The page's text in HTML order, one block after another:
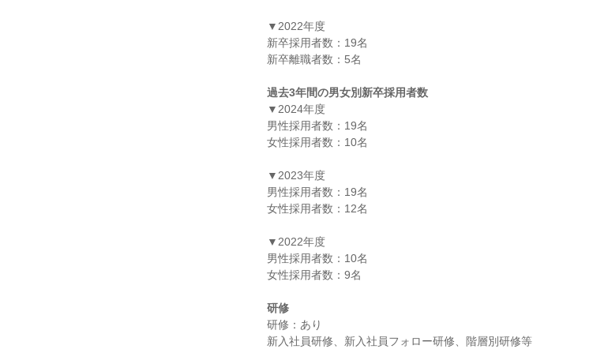
▼2022年度
新卒採用者数：19名
新卒離職者数：5名
過去3年間の男女別新卒採用者数
▼2024年度
男性採用者数：19名
女性採用者数：10名
▼2023年度
男性採用者数：19名
女性採用者数：12名
▼2022年度
男性採用者数：10名
女性採用者数：9名
研修
研修：あり